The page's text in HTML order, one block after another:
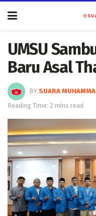
UMSU
Baru Asal
BY SUARA
Reading Time: 2 mins read